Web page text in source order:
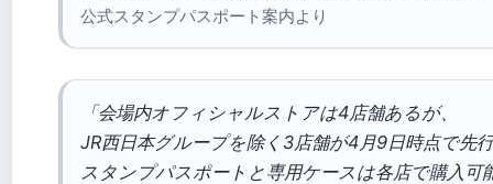
公式スタンプパスポート案内より
「会場内オフィシャルストアは4店舗あるが、
JR西日本グループを除く3店舗が4月9日時点で先
スタンプパスポートと専用ケースは各店で購入可